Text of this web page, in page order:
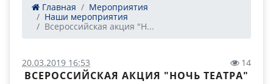
Главная
Мероприятия
Наши мероприятия
Всероссийская акция "Н...
20.03.2019 16:53 14
ВСЕРОССИЙСКАЯ АКЦИЯ "НОЧЬ ТЕАТРА"